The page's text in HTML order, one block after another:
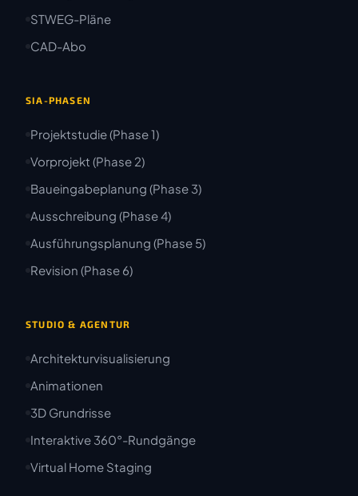
STWEG-Pläne
CAD-Abo
SIA-PHASEN
Projektstudie (Phase 1)
Vorprojekt (Phase 2)
Baueingabeplanung (Phase 3)
Ausschreibung (Phase 4)
Ausführungsplanung (Phase 5)
Revision (Phase 6)
STUDIO & AGENTUR
Architekturvisualisierung
Animationen
3D Grundrisse
Interaktive 360°-Rundgänge
Virtual Home Staging